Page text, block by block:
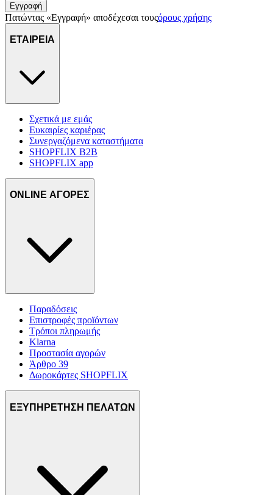
Εγγραφή
Πατώντας «Εγγραφή» αποδέχεσαι τουςόρους χρήσης
ΕΤΑΙΡΕΙΑ
Σχετικά με εμάς
Ευκαιρίες καριέρας
Συνεργαζόμενα καταστήματα
SHOPFLIX B2B
SHOPFLIX app
ONLINE ΑΓΟΡΕΣ
Παραδόσεις
Επιστροφές προϊόντων
Τρόποι πληρωμής
Klarna
Προστασία αγορών
Άρθρο 39
Δωροκάρτες SHOPFLIX
ΕΞΥΠΗΡΕΤΗΣΗ ΠΕΛΑΤΩΝ